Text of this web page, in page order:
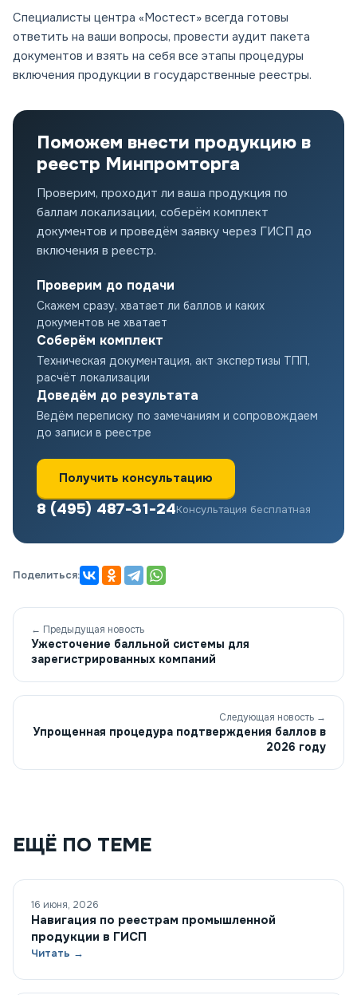
Специалисты центра «Мостест» всегда готовы
ответить на ваши вопросы, провести аудит пакета
документов и взять на себя все этапы процедуры
включения продукции в государственные реестры.
Поможем внести продукцию в
реестр Минпромторга
Проверим, проходит ли ваша продукция по
баллам локализации, соберём комплект
документов и проведём заявку через ГИСП до
включения в реестр.
Проверим до подачи
Скажем сразу, хватает ли баллов и каких
документов не хватает
Соберём комплект
Техническая документация, акт экспертизы ТПП,
расчёт локализации
Доведём до результата
Ведём переписку по замечаниям и сопровождаем
до записи в реестре
Получить консультацию
8 (495) 487-31-24Консультация бесплатная
Поделиться:
← Предыдущая новость
Ужесточение балльной системы для
зарегистрированных компаний
Следующая новость →
Упрощенная процедура подтверждения баллов в
2026 году
ЕЩЁ ПО ТЕМЕ
16 июня, 2026
Навигация по реестрам промышленной
продукции в ГИСП
Читать →